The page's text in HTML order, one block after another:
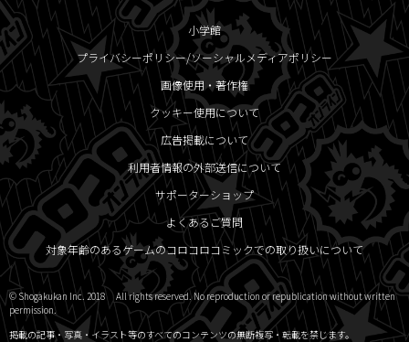
小学館
プライバシーポリシー/ソーシャルメディアポリシー
画像使用・著作権
クッキー使用について
広告掲載について
利用者情報の外部送信について
サポーターショップ
よくあるご質問
対象年齢のあるゲームのコロコロコミックでの取り扱いについて
© Shogakukan Inc. 2018 All rights reserved. No reproduction or republication without written
permission.
掲載の記事・写真・イラスト等のすべてのコンテンツの無断複写・転載を禁じます。